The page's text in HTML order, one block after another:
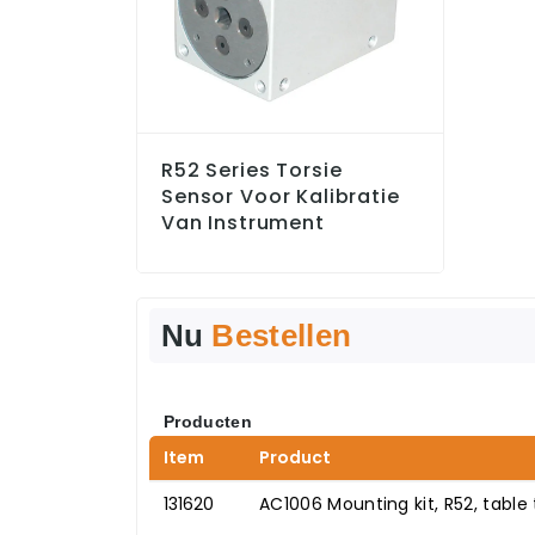
R52 Series Torsie
Sensor Voor Kalibratie
Van Instrument
Nu Bestellen
Producten
Item Product
131620
AC1006 Mounting kit, R52, table